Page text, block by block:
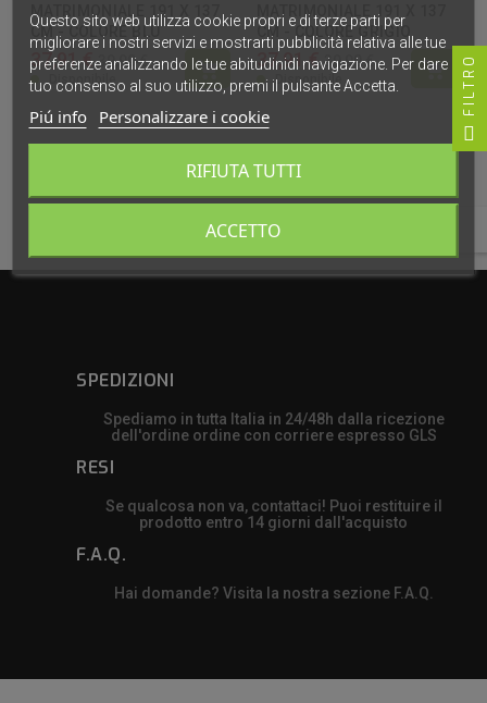
MATRIMONIALE 191 X 137
CM - COLORE BLU
37,91 € 39,90 €
Disponibile
MATRIMONIALE 191 X 137
CM - COLORE GRIGIO
37,91 € 39,90 €
Disponibile
2 di 2 articoli
SPEDIZIONI
Spediamo in tutta Italia in 24/48h dalla ricezione
dell'ordine ordine con corriere espresso GLS
RESI
Se qualcosa non va, contattaci! Puoi restituire il
prodotto entro 14 giorni dall'acquisto
F.A.Q.
Hai domande? Visita la nostra sezione F.A.Q.
Questo sito web utilizza cookie propri e di terze parti per
migliorare i nostri servizi e mostrarti pubblicità relativa alle tue
preferenze analizzando le tue abitudinidi navigazione. Per dare il
tuo consenso al suo utilizzo, premi il pulsante Accetta.
Piú info Personalizzare i cookie
RIFIUTA TUTTI
ACCETTO
FILTRO